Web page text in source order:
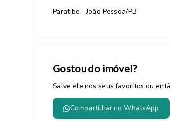
Paratibe - João Pessoa/PB
Gostou do imóvel?
Salve ele nos seus favoritos ou
Compartilhar no WhatsApp